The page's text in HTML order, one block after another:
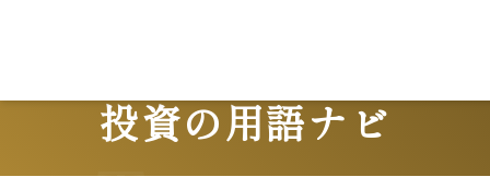
投資の用語ナビ